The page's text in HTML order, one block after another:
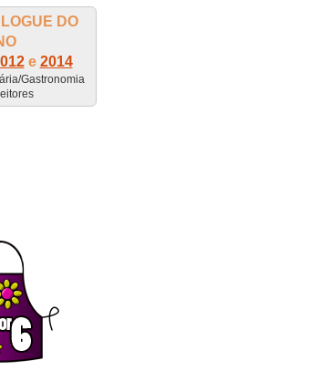
DO
e 2014
Gastronomia